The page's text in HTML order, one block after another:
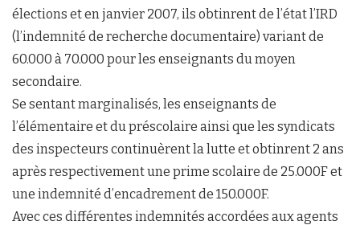
élections et en janvier 2007, ils obtinrent de l’état l’IRD
(l’indemnité de recherche documentaire) variant de
60.000 à 70.000 pour les enseignants du moyen
secondaire.
Se sentant marginalisés, les enseignants de
l’élémentaire et du préscolaire ainsi que les syndicats
des inspecteurs continuèrent la lutte et obtinrent 2 ans
après respectivement une prime scolaire de 25.000F et
une indemnité d’encadrement de 150.000F.
Avec ces différentes indemnités accordées aux agents